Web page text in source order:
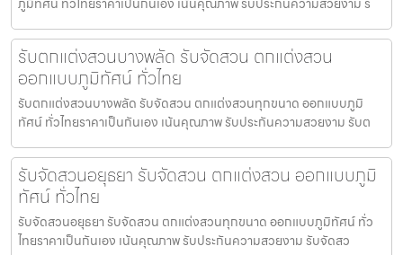
รับตกแต่งสวนบางพลัด รับจัดสวน ตกแต่งสวน
ออกแบบภูมิทัศน์ ทั่วไทย
รับตกแต่งสวนบางพลัด รับจัดสวน ตกแต่งสวนทุกขนาด ออกแบบภูมิ
ทัศน์ ทั่วไทยราคาเป็นกันเอง เน้นคุณภาพ รับประกันความสวยงาม รับต
รับจัดสวนอยุธยา รับจัดสวน ตกแต่งสวน ออกแบบภูมิ
ทัศน์ ทั่วไทย
รับจัดสวนอยุธยา รับจัดสวน ตกแต่งสวนทุกขนาด ออกแบบภูมิทัศน์ ทั่ว
ไทยราคาเป็นกันเอง เน้นคุณภาพ รับประกันความสวยงาม รับจัดสว